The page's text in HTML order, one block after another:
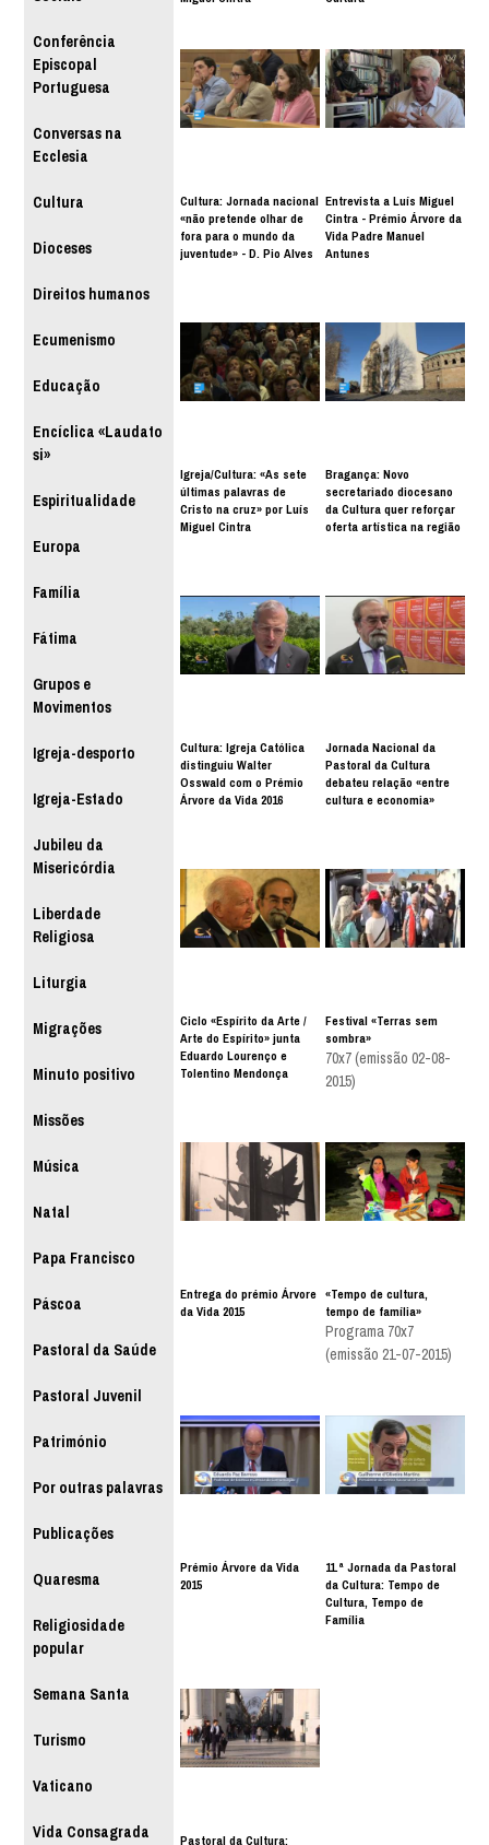
Conferência
Episcopal
Portuguesa
Conversas na
Ecclesia
Cultura
Dioceses
Direitos humanos
Ecumenismo
Educação
Encíclica «Laudato
si»
Espiritualidade
Europa
Família
Fátima
Grupos e
Movimentos
Igreja-desporto
Igreja-Estado
Jubileu da
Misericórdia
Liberdade
Religiosa
Liturgia
Migrações
Minuto positivo
Missões
Música
Natal
Papa Francisco
Páscoa
Pastoral da Saúde
Pastoral Juvenil
Património
Por outras palavras
Publicações
Quaresma
Religiosidade
popular
Semana Santa
Turismo
Vaticano
Vida Consagrada
Cultura: Jornada nacional
«não pretende olhar de
fora para o mundo da
juventude» - D. Pio Alves
Entrevista a Luís Miguel
Cintra - Prémio Árvore da
Vida Padre Manuel
Antunes
Igreja/Cultura: «As sete
últimas palavras de
Cristo na cruz» por Luís
Miguel Cintra
Bragança: Novo
secretariado diocesano
da Cultura quer reforçar
oferta artística na região
Cultura: Igreja Católica
distinguiu Walter
Osswald com o Prémio
Árvore da Vida 2016
Jornada Nacional da
Pastoral da Cultura
debateu relação «entre
cultura e economia»
Ciclo «Espírito da Arte /
Arte do Espírito» junta
Eduardo Lourenço e
Tolentino Mendonça
Festival «Terras sem
sombra»
70x7 (emissão 02-08-
2015)
Entrega do prémio Árvore
da Vida 2015
«Tempo de cultura,
tempo de família»
Programa 70x7
(emissão 21-07-2015)
Prémio Árvore da Vida
2015
11.ª Jornada da Pastoral
da Cultura: Tempo de
Cultura, Tempo de
Família
Pastoral da Cultura: